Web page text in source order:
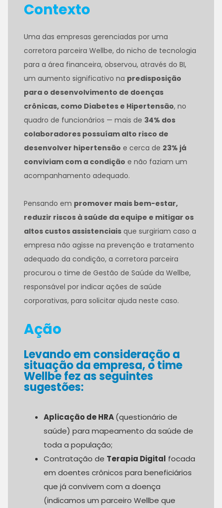
Contexto
Uma das empresas gerenciadas por uma
corretora parceira Wellbe, do nicho de tecnologia
para a área financeira, observou, através do BI,
um aumento significativo na predisposição
para o desenvolvimento de doenças
crônicas, como Diabetes e Hipertensão, no
quadro de funcionários — mais de 34% dos
colaboradores possuíam alto risco de
desenvolver hipertensão e cerca de 23% já
conviviam com a condição e não faziam um
acompanhamento adequado.
Pensando em promover mais bem-estar,
reduzir riscos à saúde da equipe e mitigar os
altos custos assistenciais que surgiriam caso a
empresa não agisse na prevenção e tratamento
adequado da condição, a corretora parceira
procurou o time de Gestão de Saúde da Wellbe,
responsável por indicar ações de saúde
corporativas, para solicitar ajuda neste caso.
Ação
Levando em consideração a
situação da empresa, o time
Wellbe fez as seguintes
sugestões:
Aplicação de HRA(questionário de
saúde) para mapeamento da saúde de
toda a população;
Contratação de Terapia Digital focada
em doentes crônicos para beneficiários
que já convivem com a doença
(indicamos um parceiro Wellbe que